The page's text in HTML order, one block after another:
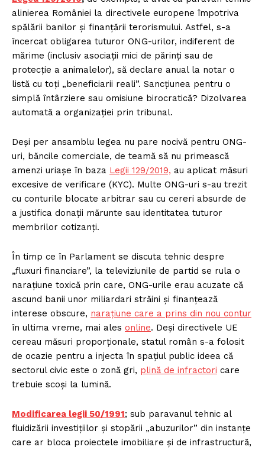
alinierea României la directivele europene împotriva
spălării banilor și finanțării terorismului. Astfel, s-a
încercat obligarea tuturor ONG-urilor, indiferent de
mărime (inclusiv asociații mici de părinți sau de
protecție a animalelor), să declare anual la notar o
listă cu toți „beneficiarii reali”. Sancțiunea pentru o
simplă întârziere sau omisiune birocratică? Dizolvarea
automată a organizației prin tribunal.
Deși per ansamblu legea nu pare nocivă pentru ONG-
uri, băncile comerciale, de teamă să nu primească
amenzi uriașe în baza Legii 129/2019, au aplicat măsuri
excesive de verificare (KYC). Multe ONG-uri s-au trezit
cu conturile blocate arbitrar sau cu cereri absurde de
a justifica donații mărunte sau identitatea tuturor
membrilor cotizanți.
În timp ce în Parlament se discuta tehnic despre
„fluxuri financiare”, la televiziunile de partid se rula o
narațiune toxică prin care, ONG-urile erau acuzate că
ascund banii unor miliardari străini și finanțează
interese obscure, narațiune care a prins din nou contur
în ultima vreme, mai ales online. Deși directivele UE
cereau măsuri proporționale, statul român s-a folosit
de ocazie pentru a injecta în spațiul public ideea că
sectorul civic este o zonă gri, plină de infractori care
trebuie scoși la lumină.
Modificarea legii 50/1991; sub paravanul tehnic al
fluidizării investițiilor și stopării „abuzurilor” din instanțe
care ar bloca proiectele imobiliare și de infrastructură,